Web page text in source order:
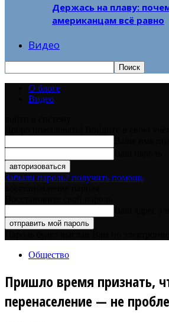
Держась на плаву:
американцам всё равно
Видео
О блоге
Видео
Забыли пароль? получить помощь
Общество
Пришло время признать,
перенаселение — не